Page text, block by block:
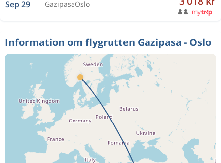
Sep 29 GazipasaOslo
Jan 4 GazipasaOslo 4 355 kr
GazipasaOslo 3 844 kr
Gazipasa Oslo 3 666 kr
Information om flygrutten Gazipasa - Oslo